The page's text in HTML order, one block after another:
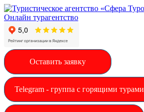
Онлайн турагентство
Оставить заявку
Telegram - группа с горящими турами